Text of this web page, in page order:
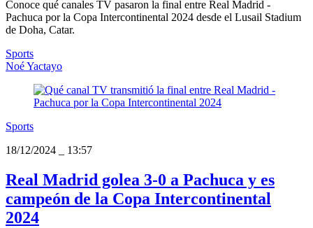
Conoce qué canales TV pasaron la final entre Real Madrid -
Pachuca por la Copa Intercontinental 2024 desde el Lusail Stadium
de Doha, Catar.
Sports
Noé Yactayo
Sports
18/12/2024
13:57
Real Madrid golea 3-0 a Pachuca y es
campeón de la Copa Intercontinental
2024